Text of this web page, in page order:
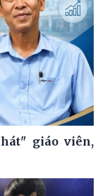
giáo viên,